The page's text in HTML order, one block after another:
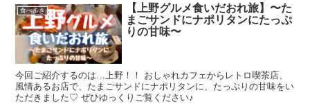
食べ歩き
【上野グルメ食いだおれ旅】〜た
まごサンドにナポリタンにたっぷ
りの甘味〜
今回ご紹介するのは…上野！！ おしゃれカフェからレトロ喫茶店、
風情あるお店で、たまごサンドにナポリタンに、たっぷりの甘味をい
ただきました♡ ぜひゆっくりご覧ください♪